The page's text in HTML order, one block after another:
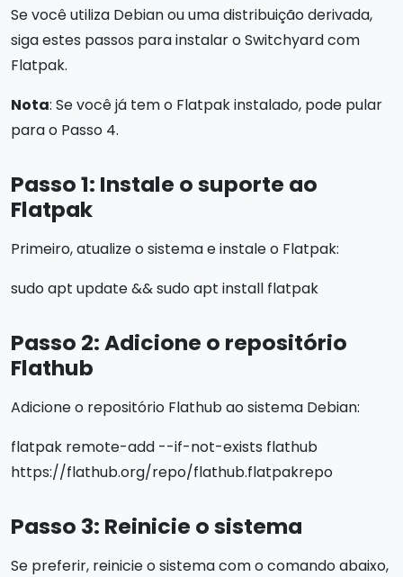
Se você utiliza Debian ou uma distribuição derivada,
siga estes passos para instalar o Switchyard com
Flatpak.
Nota: Se você já tem o Flatpak instalado, pode pular
para o Passo 4.
Passo 1: Instale o suporte ao
Flatpak
Primeiro, atualize o sistema e instale o Flatpak:
sudo apt update && sudo apt install flatpak
Passo 2: Adicione o repositório
Flathub
Adicione o repositório Flathub ao sistema Debian:
flatpak remote-add --if-not-exists flathub
https://flathub.org/repo/flathub.flatpakrepo
Passo 3: Reinicie o sistema
Se preferir, reinicie o sistema com o comando abaixo,